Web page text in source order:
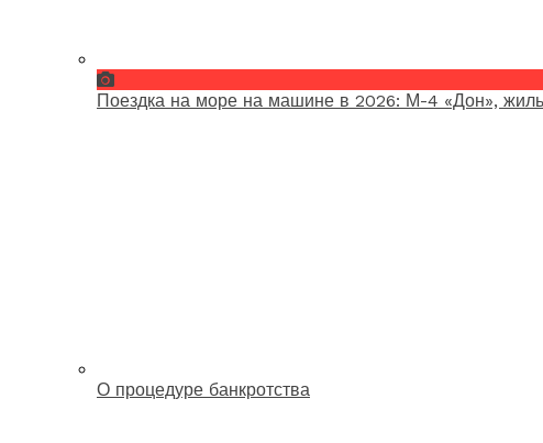
Поездка на море на машине в 2026: М-4 «Дон»,
О процедуре банкротства